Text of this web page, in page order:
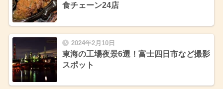
食チェーン24店
2024年2月10日
東海の工場夜景6選！富士四日市など撮影
スポット